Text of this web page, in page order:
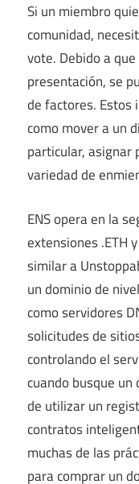
Si un miembro
comunidad,
vote. Debido a
presentación, se
de factores. Estos
como mover a un
particular, asignar
variedad de
ENS opera en la
extensiones .ETH
similar a
un dominio de
como servidores
solicitudes de
controlando el
cuando busque
de utilizar un
contratos
muchas de las
para comprar un